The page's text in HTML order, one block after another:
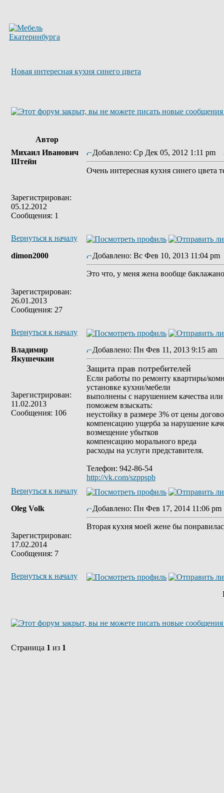
Новая интересная кухня синего цвета
Автор
Михаил Иванович
Штейн
Зарегистрирован:
05.12.2012
Сообщения: 1
Добавлено: Ср Дек 05, 2012 1:11 pm
Очень интересная кухня синего цвета
Вернуться к началу
dimon2000
Зарегистрирован:
26.01.2013
Сообщения: 27
Добавлено: Вс Фев 10, 2013 11:04 pm
Это что, у меня жена вообще
Вернуться к началу
Владимир
Якушечкин
Зарегистрирован:
11.02.2013
Сообщения: 106
Добавлено: Пн Фев 11, 2013 9:15 am
Защита прав потребителей
Если работы по ремонту квартиры/
установке кухни/мебели
выполнены с нарушением качества или
поможем взыскать:
неустойку в размере 3% от цены
компенсацию ущерба за нарушение
возмещение убытков
компенсацию морального вреда
расходы на услуги представителя.
Телефон: 942-86-54
http://vk.com/szppspb
Вернуться к началу
Oleg Volk
Зарегистрирован:
17.02.2014
Сообщения: 7
Добавлено: Пн Фев 17, 2014 11:06 pm
Вторая кухня моей жене бы
Вернуться к началу
Страница 1 из 1